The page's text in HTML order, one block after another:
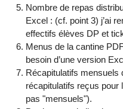
Nombre de repas
Excel : (cf. point 3) j’ai
effectifs élèves DP et
Menus de la cantine
besoin d’une version
Récapitulatifs mensuels
récapitulatifs reçus pour
pas "mensuels").